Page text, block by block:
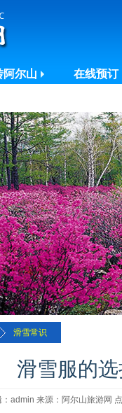
阿尔山 在线预订
>> 滑雪常识
滑雪服的
admin 来源：阿尔山旅游网